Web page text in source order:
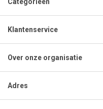
Categorieën
Klantenservice
Over onze organisatie
Adres